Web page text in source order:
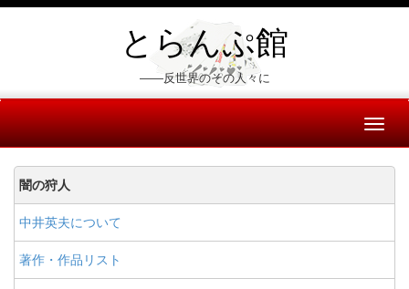
とらんぷ館
――反世界のその人々に
闇の狩人
中井英夫について
著作・作品リスト